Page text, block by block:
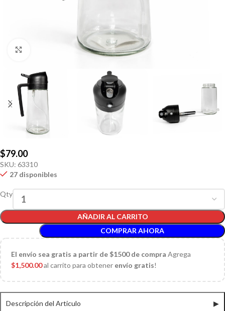
$79.00
SKU: 63310
27 disponibles
Qty
AÑADIR AL CARRITO
COMPRAR AHORA
El envío sea gratis a partir de $1500 de compra Agrega
$1,500.00al carrito para obtener envío gratis!
Descripción del Articulo ▶